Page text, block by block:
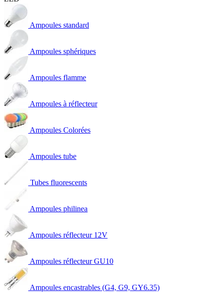
Ampoules standard
Ampoules sphériques
Ampoules flamme
Ampoules à réflecteur
Ampoules Colorées
Ampoules tube
Tubes fluorescents
Ampoules philinea
Ampoules réflecteur 12V
Ampoules réflecteur GU10
Ampoules encastrables (G4, G9, GY6.35)